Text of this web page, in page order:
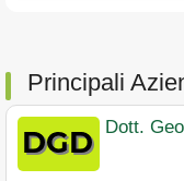
Principali
Dott.